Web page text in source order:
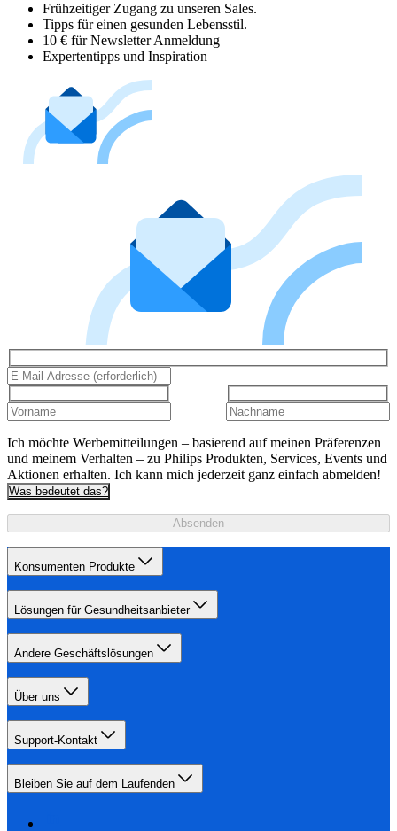
Frühzeitiger Zugang zu unseren Sales.
Tipps für einen gesunden Lebensstil.
10 € für Newsletter Anmeldung
Expertentipps und Inspiration
Ich möchte Werbemitteilungen – basierend auf meinen Präferenzen
und meinem Verhalten – zu Philips Produkten, Services, Events und
Aktionen erhalten. Ich kann mich jederzeit ganz einfach abmelden!
Was bedeutet das?
Absenden
Konsumenten Produkte
Lösungen für Gesundheitsanbieter
Andere Geschäftslösungen
Über uns
Support-Kontakt
Bleiben Sie auf dem Laufenden